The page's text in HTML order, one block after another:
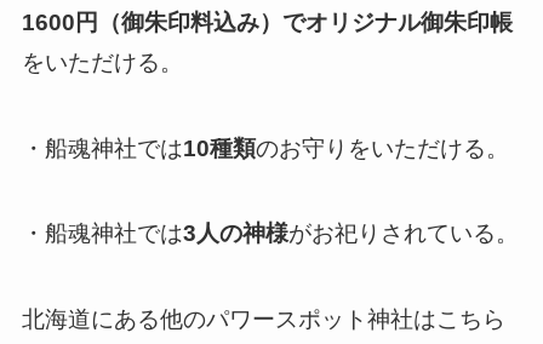
1600円（御朱印料込み）でオリジナル御朱印帳
をいただける。
・船魂神社では10種類のお守りをいただける。
・船魂神社では3人の神様がお祀りされている。
北海道にある他のパワースポット神社はこちら